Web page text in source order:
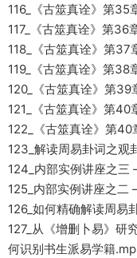
116_《古筮真诠》第
117_《古筮真诠》第
118_《古筮真诠》第
119_《古筮真诠》第
120_《古筮真诠》第
121_《古筮真诠》第
122_《古筮真诠》第
123_解读周易卦词之观
124_内部实例讲座之三
125_内部实例讲座之二
126_如何精确解读周易
127_从《增删卜易》研
何识别书生派易学籍